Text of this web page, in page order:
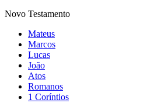
Novo Testamento
Mateus
Marcos
Lucas
João
Atos
Romanos
1 Coríntios